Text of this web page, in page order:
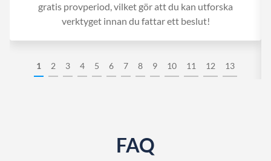
1 2 3 4 5 6 7 8 9 10 11 12 13
gratis provperiod, vilket gör att du kan utforska
verktyget innan du fattar ett beslut!
FAQ